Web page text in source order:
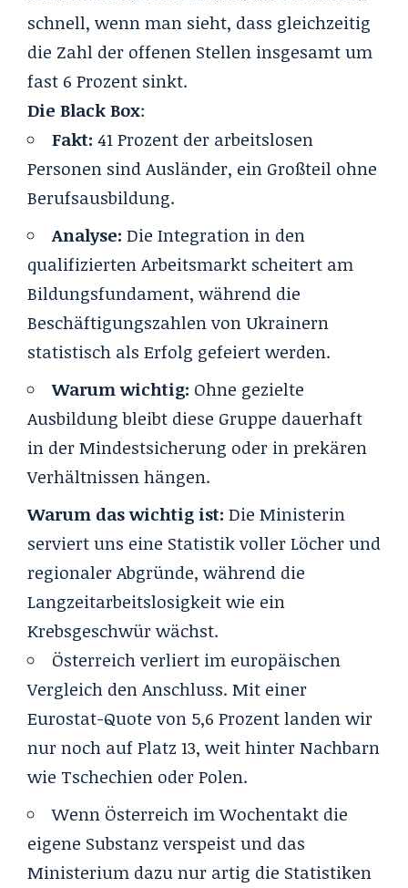
schnell, wenn man sieht, dass gleichzeitig
die Zahl der offenen Stellen insgesamt um
fast 6 Prozent sinkt.
Die Black Box:
Fakt: 41 Prozent der arbeitslosen
Personen sind Ausländer, ein Großteil ohne
Berufsausbildung.
Analyse: Die Integration in den
qualifizierten Arbeitsmarkt scheitert am
Bildungsfundament, während die
Beschäftigungszahlen von Ukrainern
statistisch als Erfolg gefeiert werden.
Warum wichtig: Ohne gezielte
Ausbildung bleibt diese Gruppe dauerhaft
in der Mindestsicherung oder in prekären
Verhältnissen hängen.
Warum das wichtig ist: Die Ministerin
serviert uns eine Statistik voller Löcher und
regionaler Abgründe, während die
Langzeitarbeitslosigkeit wie ein
Krebsgeschwür wächst.
Österreich verliert im europäischen
Vergleich den Anschluss. Mit einer
Eurostat-Quote von 5,6 Prozent landen wir
nur noch auf Platz 13, weit hinter Nachbarn
wie Tschechien oder Polen.
Wenn Österreich im Wochentakt die
eigene Substanz verspeist und das
Ministerium dazu nur artig die Statistiken